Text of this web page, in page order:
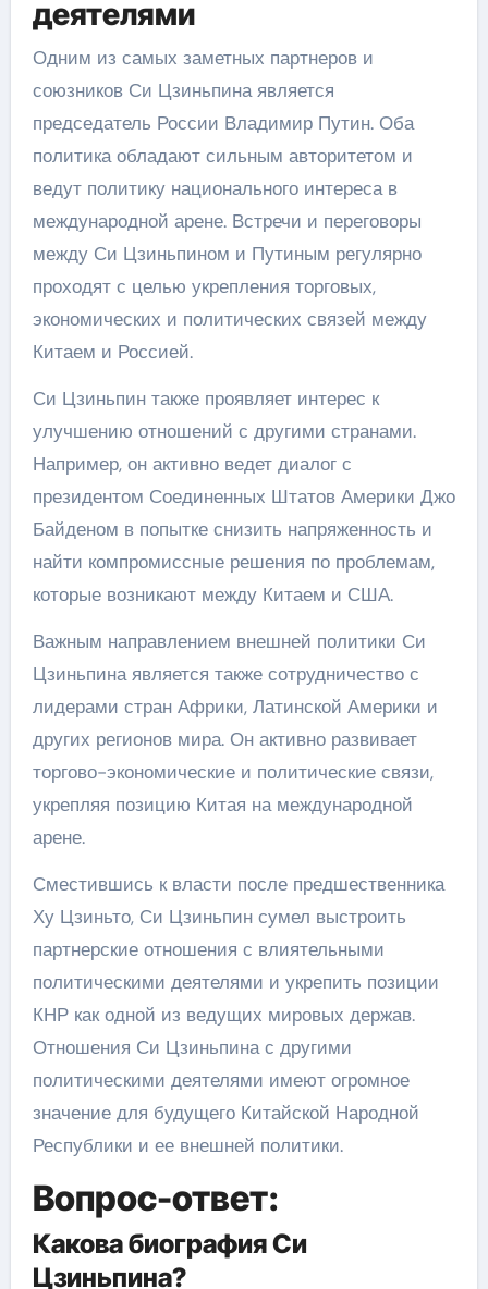
деятелями
Одним из самых заметных партнеров и
союзников Си Цзиньпина является
председатель России Владимир Путин. Оба
политика обладают сильным авторитетом и
ведут политику национального интереса в
международной арене. Встречи и переговоры
между Си Цзиньпином и Путиным регулярно
проходят с целью укрепления торговых,
экономических и политических связей между
Китаем и Россией.
Си Цзиньпин также проявляет интерес к
улучшению отношений с другими странами.
Например, он активно ведет диалог с
президентом Соединенных Штатов Америки Джо
Байденом в попытке снизить напряженность и
найти компромиссные решения по проблемам,
которые возникают между Китаем и США.
Важным направлением внешней политики Си
Цзиньпина является также сотрудничество с
лидерами стран Африки, Латинской Америки и
других регионов мира. Он активно развивает
торгово-экономические и политические связи,
укрепляя позицию Китая на международной
арене.
Сместившись к власти после предшественника
Ху Цзиньто, Си Цзиньпин сумел выстроить
партнерские отношения с влиятельными
политическими деятелями и укрепить позиции
КНР как одной из ведущих мировых держав.
Отношения Си Цзиньпина с другими
политическими деятелями имеют огромное
значение для будущего Китайской Народной
Республики и ее внешней политики.
Вопрос-ответ:
Какова биография Си
Цзиньпина?